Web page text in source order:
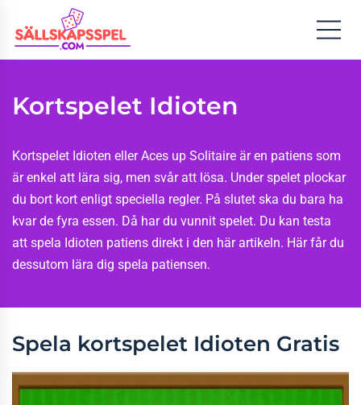
Kortspelet Idioten
Kortspelet Idioten eller Aces up Solitaire är en patiens som
är enkel att lära sig, men svår att lösa. Under spelet plockar
du bort kort enligt speciella regler. På slutet ska du bara ha
kvar de fyra essen. Då har du vunnit spelet. Du kan testa
att spela Idioten patiens direkt i den här artikeln. Här får du
dessutom lära dig spela patiensen.
Spela kortspelet Idioten Gratis